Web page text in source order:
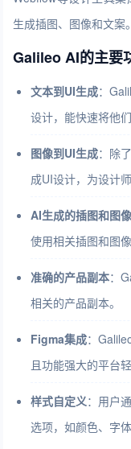
生成插图、图像和文案。
Galileo AI的主要
文本到UI生成：
设计，能快速将他
图像到UI生成：除
成UI设计，为设计
AI生成的插图和图像
使用相关插图和图
准确的产品副本：
相关的产品副本。
Figma集成：
且功能强大的平台
样式自定义：用户
选项，如颜色、字